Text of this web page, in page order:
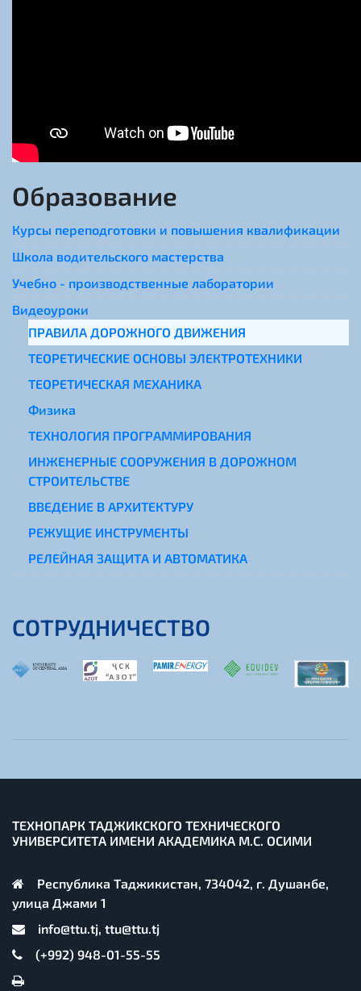
Образование
Курсы переподготовки и повышения квалификации
Школа водительского мастерства
Учебно - производственные лаборатории
Видеоуроки
ПРАВИЛА ДОРОЖНОГО ДВИЖЕНИЯ
ТЕОРЕТИЧЕСКИЕ ОСНОВЫ ЭЛЕКТРОТЕХНИКИ
ТЕОРЕТИЧЕСКАЯ МЕХАНИКА
Физика
ТЕХНОЛОГИЯ ПРОГРАММИРОВАНИЯ
ИНЖЕНЕРНЫЕ СООРУЖЕНИЯ В ДОРОЖНОМ
СТРОИТЕЛЬСТВЕ
ВВЕДЕНИЕ В АРХИТЕКТУРУ
РЕЖУЩИЕ ИНСТРУМЕНТЫ
РЕЛЕЙНАЯ ЗАЩИТА И АВТОМАТИКА
СОТРУДНИЧЕСТВО
ТЕХНОПАРК ТАДЖИКСКОГО ТЕХНИЧЕСКОГО
УНИВЕРСИТЕТА ИМЕНИ АКАДЕМИКА М.С. ОСИМИ
Республика Таджикистан, 734042, г. Душанбе,
улица Джами 1
info@ttu.tj, ttu@ttu.tj
(+992) 948-01-55-55